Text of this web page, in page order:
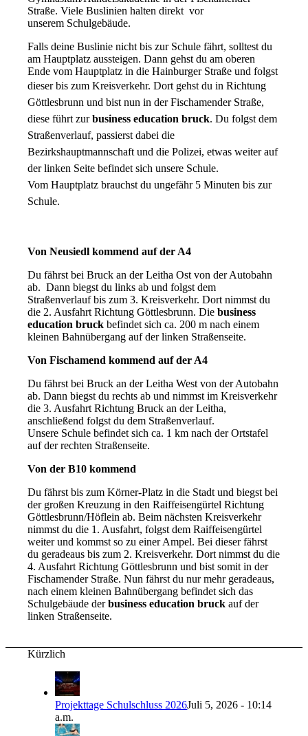
Straße. Viele Buslinien halten direkt vor
unserem Schulgebäude.
Falls deine Buslinie nicht bis zur Schule fährt, solltest du
am Hauptplatz aussteigen. Dann gehst du am oberen
Ende vom Hauptplatz in die Hainburger Straße und folgst
dieser bis zum Kreisverkehr.Dort gehst du in Richtung
Göttlesbrunn und bist nun in der Fischamender Straße,
diese führt zurbusiness education bruck. Du folgst dem
Straßenverlauf, passierst dabei die
Bezirkshauptmannschaft unddie Polizei, etwas weiter auf
der linken Seite befindet sich unsere Schule.
Vom Hauptplatz brauchst du ungefähr 5 Minuten bis zur
Schule.
Von Neusiedl kommend auf der A4
Du fährst bei Bruck an der Leitha Ost von der Autobahn
ab. Dann biegst du links ab und folgst dem
Straßenverlauf bis zum 3. Kreisverkehr. Dort nimmst du
die 2. Ausfahrt Richtung Göttlesbrunn. Diebusiness
education bruck befindet sich ca. 200 m nach einem
kleinen Bahnübergang auf der linken Straßenseite.
Von Fischamend kommend auf der A4
Du fährst bei Bruck an der Leitha West von der Autobahn
ab. Dann biegst du rechts ab und nimmst im Kreisverkehr
die 3. Ausfahrt Richtung Bruck an der Leitha,
anschließend folgst du dem Straßenverlauf.
Unsere Schule befindet sich ca. 1 km nach der Ortstafel
auf der rechten Straßenseite.
Von der B10 kommend
Du fährst bis zum Körner-Platz in die Stadt und biegst bei
der großen Kreuzung in den Raiffeisengürtel Richtung
Göttlesbrunn/Höflein ab. Beim nächsten Kreisverkehr
nimmst du die 1. Ausfahrt, folgst dem Raiffeisengürtel
weiter und kommst so zu einer Ampel. Bei dieser fährst
du geradeaus bis zum 2. Kreisverkehr. Dort nimmst du die
4. Ausfahrt Richtung Göttlesbrunn und bist somit in der
Fischamender Straße. Nun fährst du nur mehr geradeaus,
nach einem kleinen Bahnübergang befindet sich das
Schulgebäude derbusiness education bruck auf der
linken Straßenseite.
Kürzlich
Projekttage Schulschluss 2026Juli 5, 2026 - 10:14
a.m.